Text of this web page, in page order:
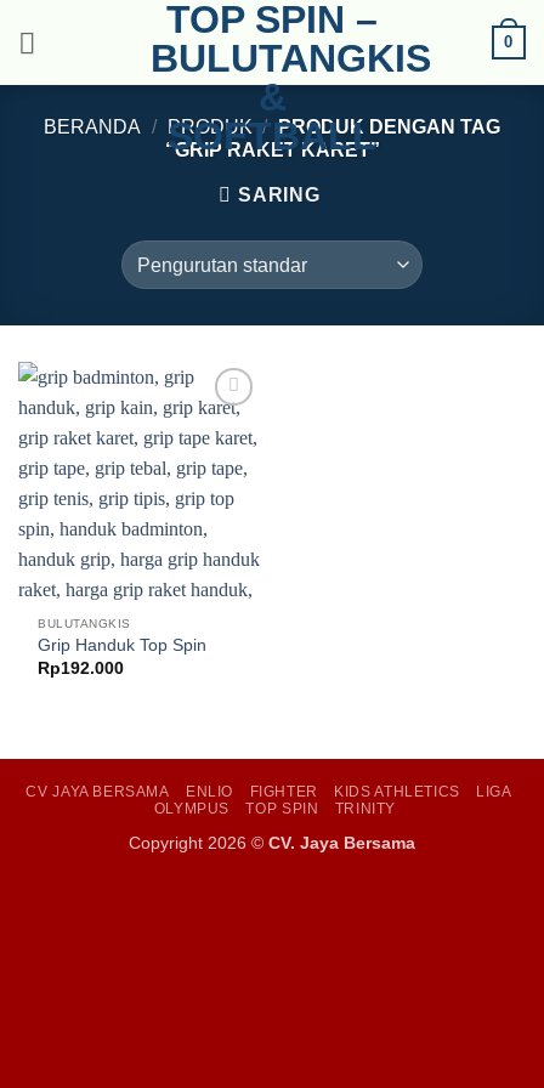
TOP SPIN –
BULUTANGKIS
&
SOFTBALL
0
BERANDA / PRODUK / PRODUK DENGAN TAG
“GRIP RAKET KARET”
SARING
wishlist
BULUTANGKIS
Grip Handuk Top Spin
Rp192.000
CV JAYA BERSAMA ENLIO FIGHTER KIDS ATHLETICS
LIGA
OLYMPUS
TOP SPIN TRINITY
Copyright 2026 © CV. Jaya Bersama